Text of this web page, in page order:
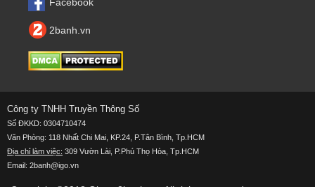
2banh.vn
Công ty TNHH Truyền Thông Số
Số ĐKKD: 0304710474
Văn Phòng: 118 Nhất Chi Mai, KP.24, P.Tân Bình, Tp.HCM
Địa chỉ làm việc: 309 Vườn Lài, P.Phú Thọ Hòa, Tp.HCM
Email: 2banh@igo.vn